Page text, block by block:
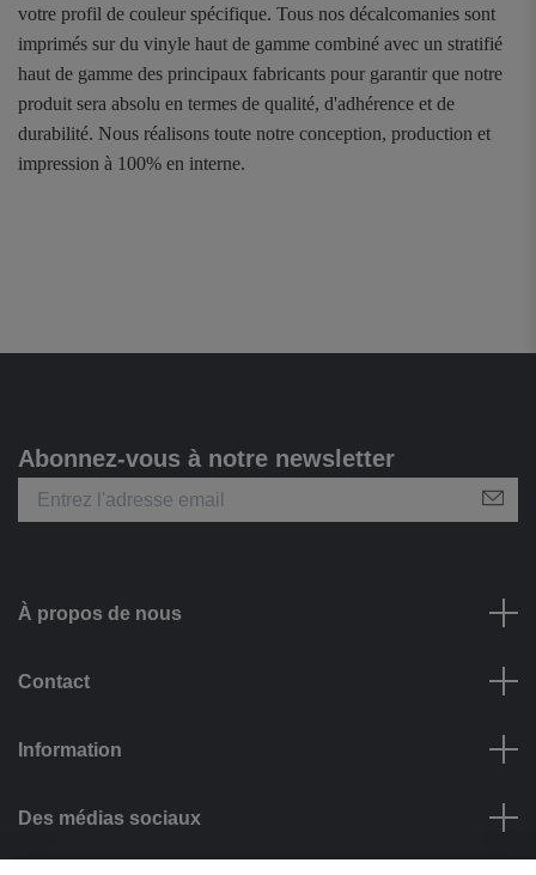
votre profil de couleur spécifique. Tous nos décalcomanies sont
imprimés sur du vinyle haut de gamme combiné avec un stratifié
haut de gamme des principaux fabricants pour garantir que notre
produit sera absolu en termes de qualité, d'adhérence et de
durabilité. Nous réalisons toute notre conception, production et
impression à 100% en interne.
Abonnez-vous à notre newsletter
À propos de nous
Contact
Information
Des médias sociaux